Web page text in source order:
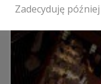
Zadecyduję później